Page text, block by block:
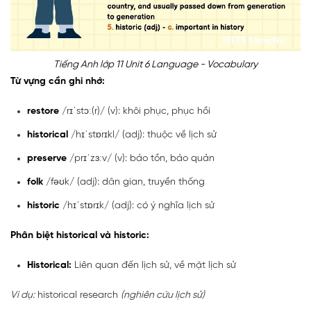
Tiếng Anh lớp 11 Unit 6 Language - Vocabulary
Từ vựng cần ghi nhớ:
restore /rɪˈstɔː(r)/ (v): khôi phục, phục hồi
historical /hɪˈstɒrɪkl/ (adj): thuộc về lịch sử
preserve /prɪˈzɜːv/ (v): bảo tồn, bảo quản
folk /fəʊk/ (adj): dân gian, truyền thống
historic /hɪˈstɒrɪk/ (adj): có ý nghĩa lịch sử
Phân biệt historical và historic:
Historical: Liên quan đến lịch sử, về mặt lịch sử
Ví dụ:historical research (nghiên cứu lịch sử)